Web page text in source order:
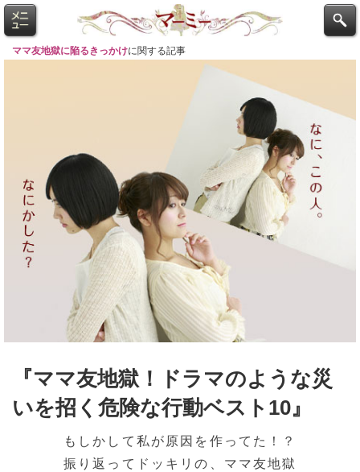
ママ友地獄に陥るきっかけに関する記事
『ママ友地獄！ドラマのような災
いを招く危険な行動ベスト10』
もしかして私が原因を作ってた！？
振り返ってドッキリの、ママ友地獄